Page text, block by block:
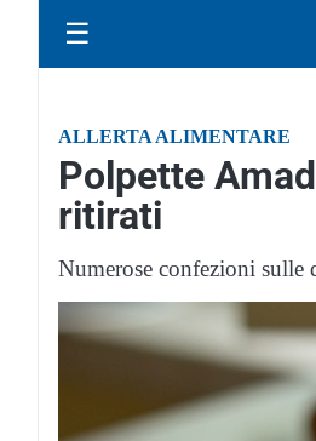
☰
ALLERTA ALIMENTARE
Polpette
ritirati
Numerose confezioni sulle